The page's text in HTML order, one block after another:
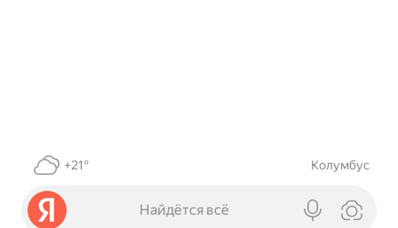
+21° Колумбус
Найдётся всё